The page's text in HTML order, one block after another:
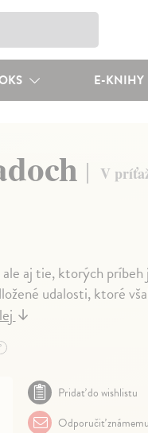
E-KNIHY
V
aj tie, ktorých príbeh
udalosti, ktoré
↓
Pridať do wishlistu
Odporučiť známemu